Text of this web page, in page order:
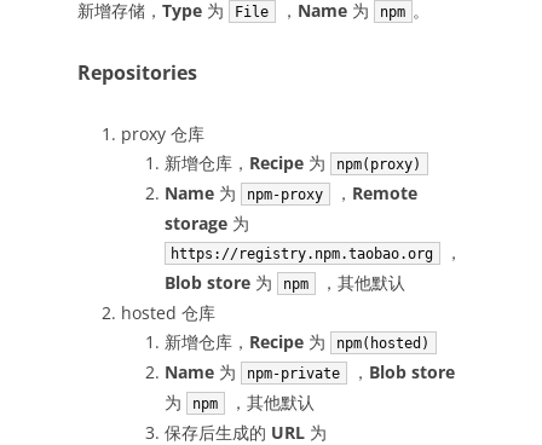
新增存储， Type 为 File ， Name为 npm 。
Repositories
proxy 仓库
新增仓库， Recipe 为 npm(proxy)
Name 为 npm-proxy ， Remote
storage 为
https://registry.npm.taobao.org
，
Blob store 为 npm
，其他默认
hosted 仓库
新增仓库， Recipe 为 npm(hosted)
Name 为 npm-private ， Blob store
为
npm
，其他默认
保存后生成的 URL 为